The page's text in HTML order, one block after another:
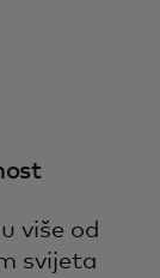
više od
svijeta